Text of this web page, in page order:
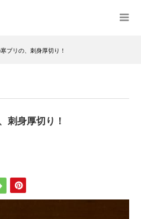
ブリの、刺身厚切り！
刺身厚切り！